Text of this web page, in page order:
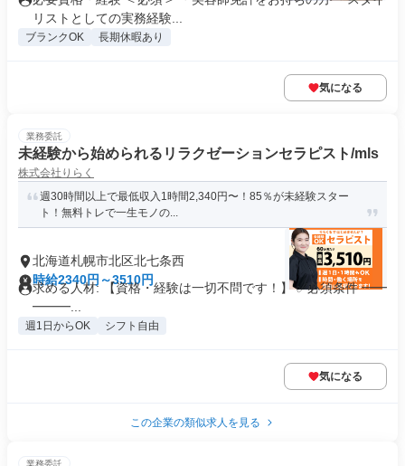
リストとしての実務経験...
ブランクOK 長期休暇あり
気になる
業務委託
未経験から始められるリラクゼーションセラピスト/mls
株式会社りらく
週30時間以上で最低収入1時間2,340円〜！85％が未経験スター
ト！無料トレで一生モノの...
北海道札幌市北区北七条西
時給2340円～3510円
求める人材: 【資格・経験は一切不問です！】 ✅必須条件 ━━
━━━...
週1日からOK シフト自由
気になる
この企業の類似求人を見る
業務委託